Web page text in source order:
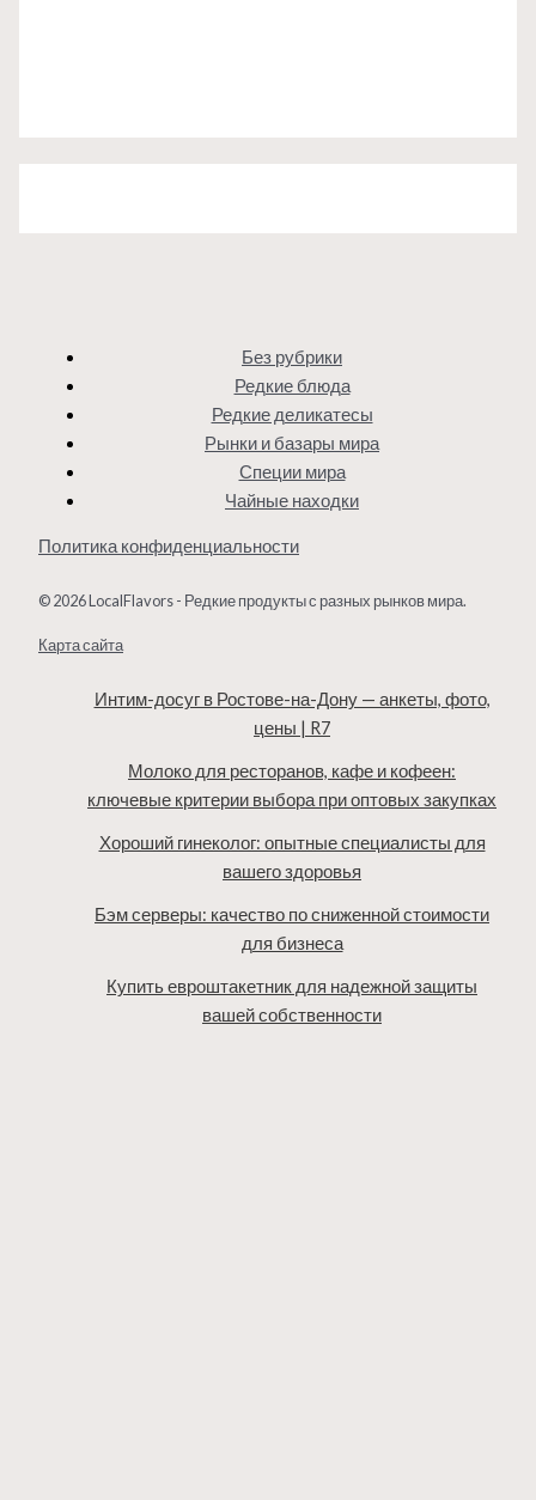
Без рубрики
Редкие блюда
Редкие деликатесы
Рынки и базары мира
Специи мира
Чайные находки
Политика конфиденциальности
© 2026 LocalFlavors - Редкие продукты с разных рынков мира.
Карта сайта
Интим-досуг в Ростове-на-Дону — анкеты, фото,
цены | R7
Молоко для ресторанов, кафе и кофеен:
ключевые критерии выбора при оптовых закупках
Хороший гинеколог: опытные специалисты для
вашего здоровья
Бэм серверы: качество по сниженной стоимости
для бизнеса
Купить евроштакетник для надежной защиты
вашей собственности